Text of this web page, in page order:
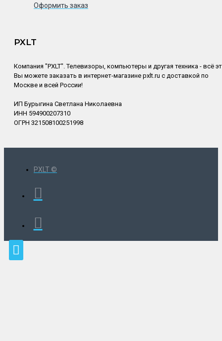
Оформить заказ
PXLT
Компания "PXLT". Телевизоры, компьютеры и другая техника - всё
Вы можете заказать в интернет-магазине pxlt.ru с доставкой по
Москве и всей России!
ИП Бурыгина Светлана Николаевна
ИНН 594900207310
ОГРН 321508100251998
PXLT ©